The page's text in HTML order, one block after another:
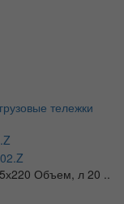
тележки
Объем, л 20 ..